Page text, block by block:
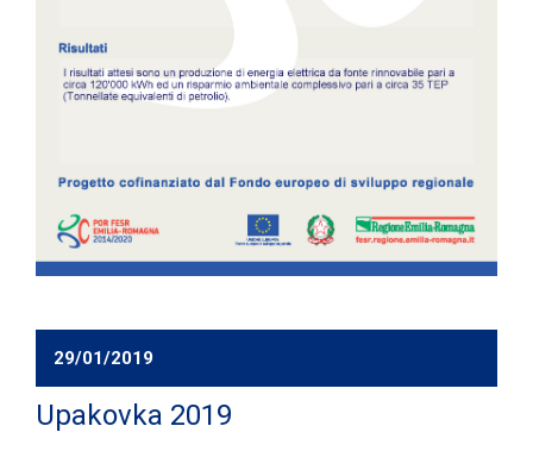
29/01/2019
Upakovka 2019